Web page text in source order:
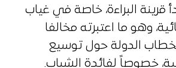
البراءة، خاصة في غياب
وهو ما اعتبرته مخالفا
لخطاب الدولة حول توسيع
خصوصاً لفائدة الشباب.